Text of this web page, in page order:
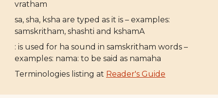
vratham
sa, sha, ksha are typed as it is – examples:
samskritham, shashti and kshamA
: is used for ha sound in samskritham words –
examples: nama: to be said as namaha
Terminologies listing at Reader's Guide